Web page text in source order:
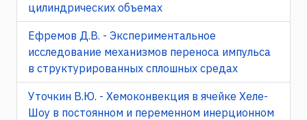
цилиндрических объемах
Ефремов Д.В. - Экспериментальное
исследование механизмов переноса импульса
в структурированных сплошных средах
Уточкин В.Ю. - Хемоконвекция в ячейке Хеле-
Шоу в постоянном и переменном инерционном